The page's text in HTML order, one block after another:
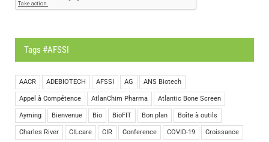
Tags #AFSSI
AACR ADEBIOTECH AFSSI AG ANS Biotech
Appel à Compétence AtlanChim Pharma Atlantic Bone Screen
Ayming Bienvenue Bio BioFIT Bon plan Boîte à outils
Charles River CILcare CIR Conference COVID-19 Croissance